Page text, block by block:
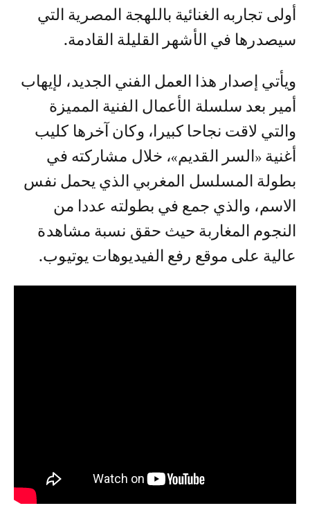
أولى تجاربه الغنائية باللهجة المصرية التي
سيصدرها في الأشهر القليلة القادمة.
ويأتي إصدار هذا العمل الفني الجديد، لإيهاب
أمير بعد سلسلة الأعمال الفنية المميزة
والتي لاقت نجاحا كبيرا، وكان آخرها كليب
أغنية «السر القديم»، خلال مشاركته في
بطولة المسلسل المغربي الذي يحمل نفس
الاسم، والذي جمع في بطولته عددا من
النجوم المغاربة حيث حقق نسبة مشاهدة
عالية على موقع رفع الفيديوهات يوتيوب.